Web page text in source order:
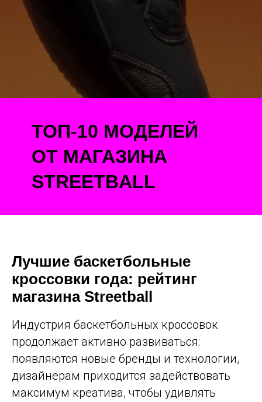
ТОП-10 МОДЕЛЕЙ
ОТ МАГАЗИНА
STREETBALL
Лучшие баскетбольные
кроссовки года: рейтинг
магазина Streetball
Индустрия баскетбольных кроссовок
продолжает активно развиваться:
появляются новые бренды и технологии,
дизайнерам приходится задействовать
максимум креатива, чтобы удивлять